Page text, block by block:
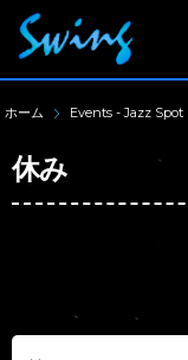
ホーム Events - Jazz
休み